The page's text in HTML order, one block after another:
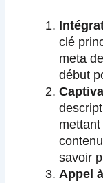
clé
meta
début
savoir
Appel